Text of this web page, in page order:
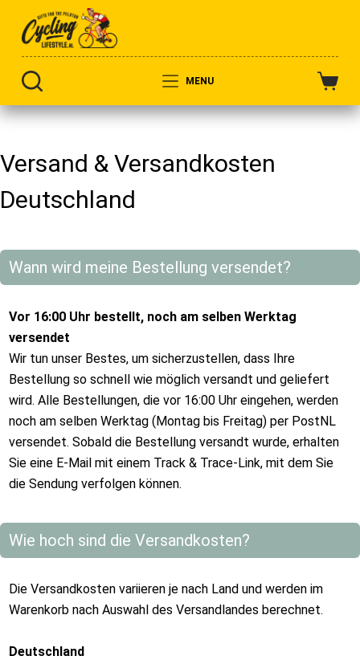
MENU
Versand & Versandkosten
Deutschland
Wann wird meine Bestellung versendet?
Vor 16:00 Uhr bestellt, noch am selben Werktag
versendet
Wir tun unser Bestes, um sicherzustellen, dass Ihre
Bestellung so schnell wie möglich versandt und geliefert
wird. Alle Bestellungen, die vor 16:00 Uhr eingehen, werden
noch am selben Werktag (Montag bis Freitag) per PostNL
versendet. Sobald die Bestellung versandt wurde, erhalten
Sie eine E-Mail mit einem Track & Trace-Link, mit dem Sie
die Sendung verfolgen können.
Wie hoch sind die Versandkosten?
Die Versandkosten variieren je nach Land und werden im
Warenkorb nach Auswahl des Versandlandes berechnet.
Deutschland